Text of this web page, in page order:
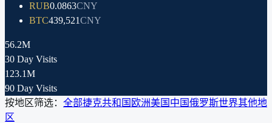
RUB0.0863CNY
BTC439,521CNY
56.2M
30 Day Visits
123.1M
90 Day Visits
按地区筛选： 全部捷克共和国 欧洲美国 中国俄罗斯世界其他地
区